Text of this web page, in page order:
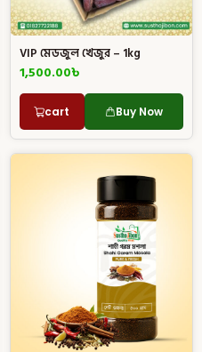
VIP মেডজুল খেজুর – 1kg
1,500.00৳
cart Buy Now